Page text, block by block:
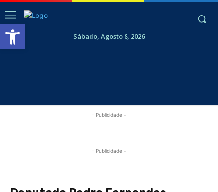
Abrir a barra de ferramentasSábado, Agosto 8, 2026
- Publicidade -
- Publicidade -